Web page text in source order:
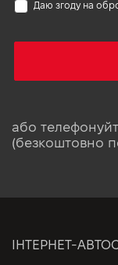
Даю згоду на
або
(безкоштовно
ІНТЕРНЕТ-